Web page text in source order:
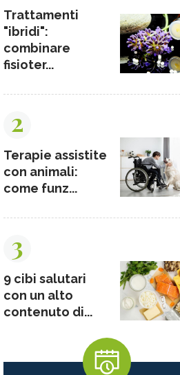
Trattamenti
"ibridi":
combinare
fisioter...
2
Terapie assistite
con animali:
come funz...
3
9 cibi salutari
con un alto
contenuto di...